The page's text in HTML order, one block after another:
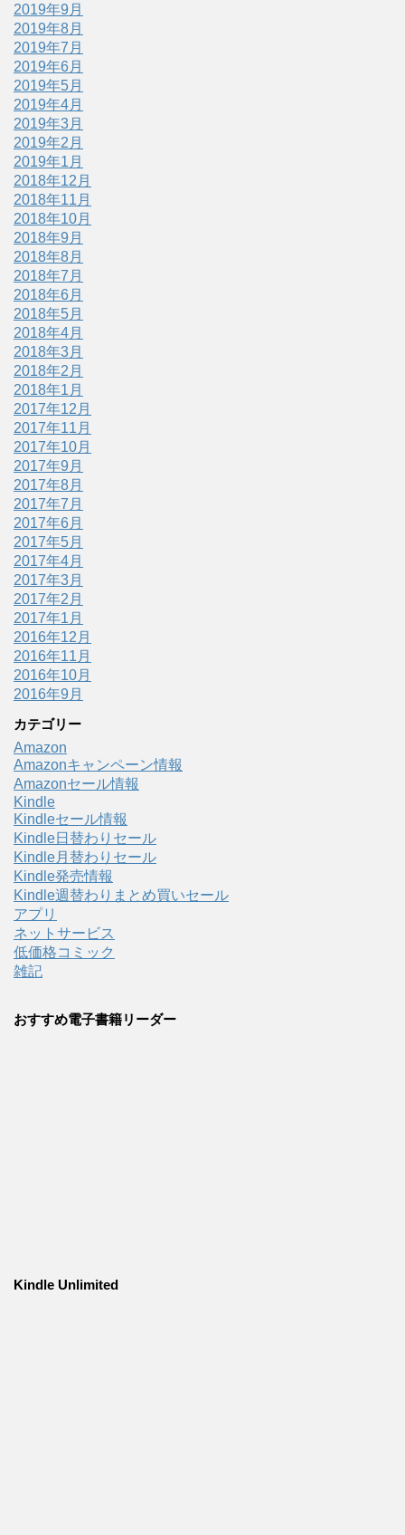
2019年9月
2019年8月
2019年7月
2019年6月
2019年5月
2019年4月
2019年3月
2019年2月
2019年1月
2018年12月
2018年11月
2018年10月
2018年9月
2018年8月
2018年7月
2018年6月
2018年5月
2018年4月
2018年3月
2018年2月
2018年1月
2017年12月
2017年11月
2017年10月
2017年9月
2017年8月
2017年7月
2017年6月
2017年5月
2017年4月
2017年3月
2017年2月
2017年1月
2016年12月
2016年11月
2016年10月
2016年9月
カテゴリー
Amazon
Amazonキャンペーン情報
Amazonセール情報
Kindle
Kindleセール情報
Kindle日替わりセール
Kindle月替わりセール
Kindle発売情報
Kindle週替わりまとめ買いセール
アプリ
ネットサービス
低価格コミック
雑記
おすすめ電子書籍リーダー
Kindle Unlimited